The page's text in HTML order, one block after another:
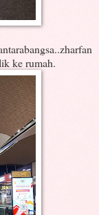
ke rumah.